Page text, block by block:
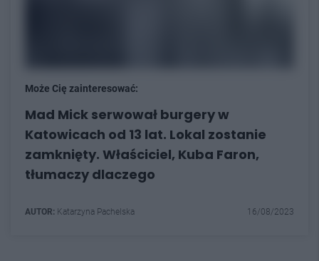
Może Cię zainteresować:
Mad Mick serwował burgery w
Katowicach od 13 lat. Lokal zostanie
zamknięty. Właściciel, Kuba Faron,
tłumaczy dlaczego
AUTOR: Katarzyna Pachelska 16/08/2023